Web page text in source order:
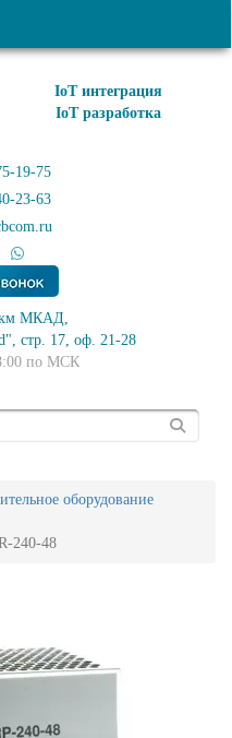
IoT интеграция
IoT разработка
19-75
23-63
км МКАД,
стр. 17, оф. 21-28
по МСК
оборудование
240-48